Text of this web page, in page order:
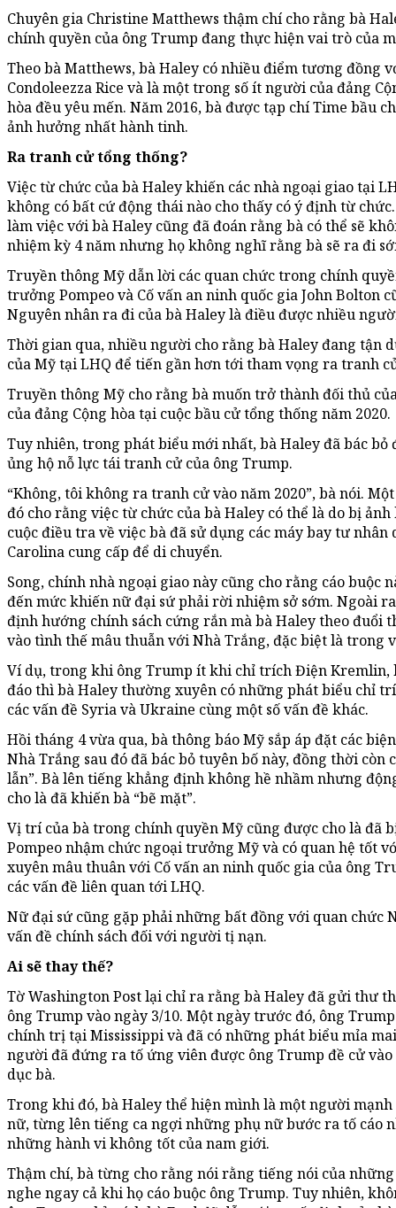
Chuyên gia Christine Matthews thậm chí cho rằng bà
chính quyền của ông Trump đang thực hiện vai trò của
Theo bà Matthews, bà Haley có nhiều điểm tương đồng
Condoleezza Rice và là một trong số ít người của đảng
hòa đều yêu mến. Năm 2016, bà được tạp chí Time bầu
ảnh hưởng nhất hành tinh.
Ra tranh cử tổng thống?
Việc từ chức của bà Haley khiến các nhà ngoại giao tại
không có bất cứ động thái nào cho thấy có ý định từ
làm việc với bà Haley cũng đã đoán rằng bà có thể sẽ
nhiệm kỳ 4 năm nhưng họ không nghĩ rằng bà sẽ ra đi
Truyền thông Mỹ dẫn lời các quan chức trong chính
trưởng Pompeo và Cố vấn an ninh quốc gia John Bolton
Nguyên nhân ra đi của bà Haley là điều được nhiều
Thời gian qua, nhiều người cho rằng bà Haley đang tận
của Mỹ tại LHQ để tiến gần hơn tới tham vọng ra tranh
Truyền thông Mỹ cho rằng bà muốn trở thành đối thủ
của đảng Cộng hòa tại cuộc bầu cử tổng thống năm 2020.
Tuy nhiên, trong phát biểu mới nhất, bà Haley đã bác bỏ
ủng hộ nỗ lực tái tranh cử của ông Trump.
“Không, tôi không ra tranh cử vào năm 2020”, bà nói.
đó cho rằng việc từ chức của bà Haley có thể là do bị
cuộc điều tra về việc bà đã sử dụng các máy bay tư nhân
Carolina cung cấp để di chuyển.
Song, chính nhà ngoại giao này cũng cho rằng cáo buộc
đến mức khiến nữ đại sứ phải rời nhiệm sở sớm. Ngoài
định hướng chính sách cứng rắn mà bà Haley theo đuổi
vào tình thế mâu thuẫn với Nhà Trắng, đặc biệt là trong
Ví dụ, trong khi ông Trump ít khi chỉ trích Điện Kremlin,
đáo thì bà Haley thường xuyên có những phát biểu chỉ
các vấn đề Syria và Ukraine cùng một số vấn đề khác.
Hồi tháng 4 vừa qua, bà thông báo Mỹ sắp áp đặt các
Nhà Trắng sau đó đã bác bỏ tuyên bố này, đồng thời còn
lẫn”. Bà lên tiếng khẳng định không hề nhầm nhưng
cho là đã khiến bà “bẽ mặt”.
Vị trí của bà trong chính quyền Mỹ cũng được cho là đã
Pompeo nhậm chức ngoại trưởng Mỹ và có quan hệ tốt
xuyên mâu thuân với Cố vấn an ninh quốc gia của ông
các vấn đề liên quan tới LHQ.
Nữ đại sứ cũng gặp phải những bất đồng với quan chức
vấn đề chính sách đối với người tị nạn.
Ai sẽ thay thế?
Tờ Washington Post lại chỉ ra rằng bà Haley đã gửi thư
ông Trump vào ngày 3/10. Một ngày trước đó, ông
chính trị tại Mississippi và đã có những phát biểu mỉa
người đã đứng ra tố ứng viên được ông Trump đề cử vào
dục bà.
Trong khi đó, bà Haley thể hiện mình là một người mạnh
nữ, từng lên tiếng ca ngợi những phụ nữ bước ra tố cáo
những hành vi không tốt của nam giới.
Thậm chí, bà từng cho rằng nói rằng tiếng nói của
nghe ngay cả khi họ cáo buộc ông Trump. Tuy nhiên,